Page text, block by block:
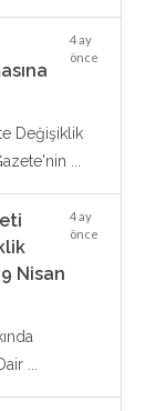
4 ay
önce
Değişiklik
...
Nisan
4 ay
önce
...